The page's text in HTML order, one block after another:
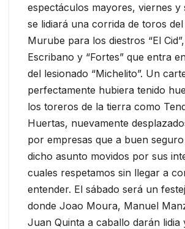
espectáculos mayores, viernes y
se lidiará una corrida de toros
Murube para los diestros “El
Escribano y “Fortes” que entra
del lesionado “Michelito”. Un
perfectamente hubiera tenido
los toreros de la tierra como
Huertas, nuevamente
por empresas que a buen
dicho asunto movidos por sus
cuales respetamos sin llegar a
entender. El sábado será un
donde Joao Moura, Manuel
Juan Quinta a caballo darán lidia